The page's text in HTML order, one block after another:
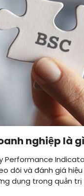
nghiệp là
Performance
dõi và đánh giá
dụng trong quản trị